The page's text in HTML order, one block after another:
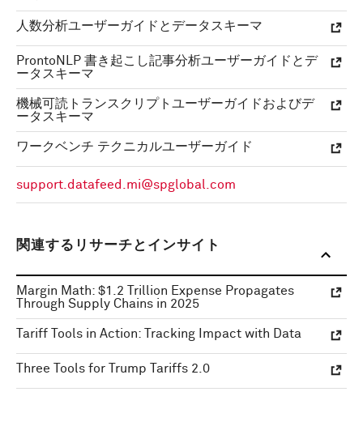
人数分析ユーザーガイドとデータスキーマ
ProntoNLP 書き起こし記事分析ユーザーガイドとデ
ータスキーマ
機械可読トランスクリプトユーザーガイドおよびデ
ータスキーマ
ワークベンチ テクニカルユーザーガイド
support.datafeed.mi@spglobal.com
関連するリサーチとインサイト
Margin Math: $1.2 Trillion Expense Propagates
Through Supply Chains in 2025
Tariff Tools in Action: Tracking Impact with Data
Three Tools for Trump Tariffs 2.0